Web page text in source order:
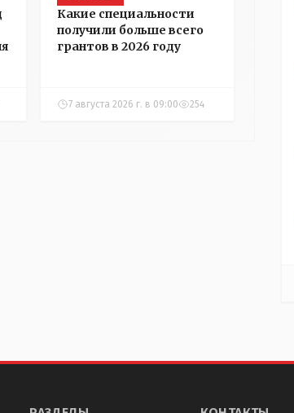
Какие специальности
получили больше всего
грантов в 2026 году
7 августа 2026 г. в 09:00 254